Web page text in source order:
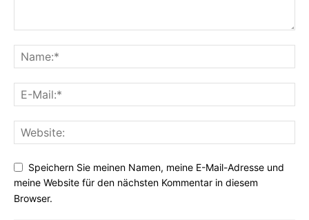
Speichern Sie meinen Namen, meine E-Mail-Adresse und
meine Website für den nächsten Kommentar in diesem
Browser.